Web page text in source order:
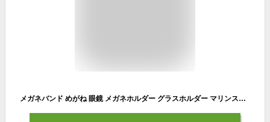
メガネバンド めがね 眼鏡 メガネホルダー グラスホルダー マリンスポーツ パドルスポーツ ウォーター アウトドア クラブ活動 体育 大人用 子供用 累計3万本の販売実績 レビュー多数 サーフィン SUP スタンドアップパドル カヤックフィッシング 釣り ラフティング カヌー